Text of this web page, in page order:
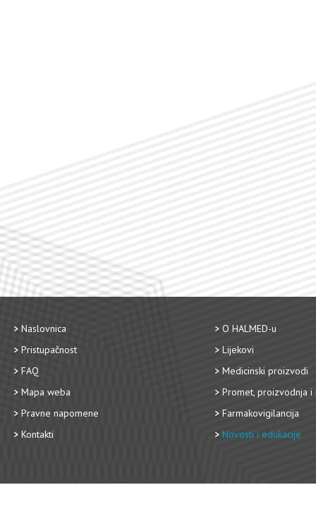
Naslovnica
Pristupačnost
FAQ
Mapa weba
Pravne napomene
Kontakti
O HALMED-u
Lijekovi
Medicinski proizvodi
Promet, proizvodnja i
Farmakovigilancija
Novosti i edukacije